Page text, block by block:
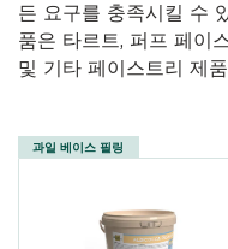
든 요구를 충족시킬 수
품은 타르트, 퍼프 페이
및 기타 페이스트리 제
과일 베이스 필링